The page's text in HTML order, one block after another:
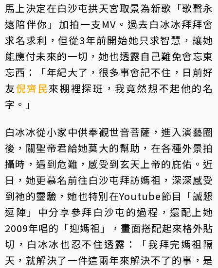
馬上決定在白沙屯拱天宮取景為新歌「歌聲永
遠陪伴你」加拍一支MV。過去白冰冰拜拜會
求名求利，但從3年前開始她只求智慧，讓她
能應付未來的一切，她也透露自己難免會忘東
忘西：「年紀大了，很多事會記不住，日前好
友倪齊民來棚裡探班，我竟然想不起他的名
字。」
白冰冰從小家中供奉觀世音菩薩，進入演藝圈
後，關聖帝君給她莫大的幫助，在各種外景拍
攝時，遇到危難，感受到玄天上帝的庇佑。近
日，她更慕名前往白沙屯拜訪媽祖，深深感受
到祂的靈驗，她也特別在Youtube節目「誠懇
逗陣」中分享參拜白沙屯的過程，還配上她
2009年唱的「迎媽祖」，畫面搭配起來格外貼
切，白冰冰也忍不住透露：「我拜完媽祖隔
天，就解決了一件這兩年來解決不了的事，是